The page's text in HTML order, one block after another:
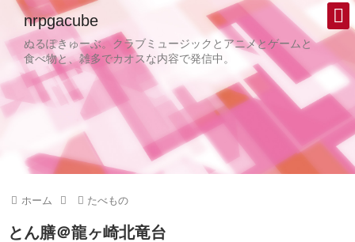
nrpgacube
ぬるぽきゅーぶ。クラブミュージックとアニメとゲームと
食べ物と、雑多でカオスな内容で発信中。
ホーム たべもの
とん膳＠龍ヶ崎北竜台